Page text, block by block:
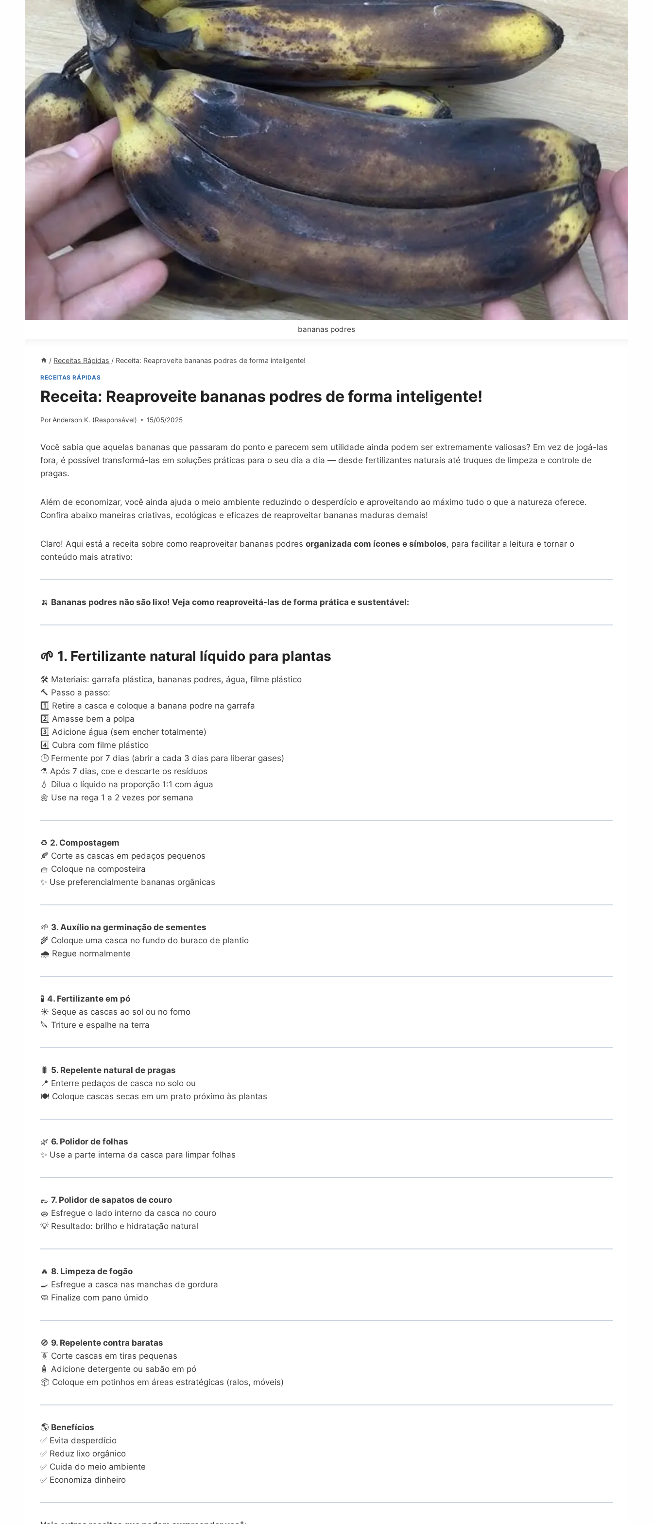
bananas podres
/ Receitas Rápidas / Receita: Reaproveite bananas podres de forma inteligente!
RECEITAS RÁPIDAS
Receita: Reaproveite bananas podres de forma inteligente!
Por Anderson K. (Responsável) 15/05/2025
Você sabia que aquelas bananas que passaram do ponto e parecem sem utilidade ainda podem ser extremamente valiosas? Em vez de jogá-las
fora, é possível transformá-las em soluções práticas para o seu dia a dia — desde fertilizantes naturais até truques de limpeza e controle de
pragas.
Além de economizar, você ainda ajuda o meio ambiente reduzindo o desperdício e aproveitando ao máximo tudo o que a natureza oferece.
Confira abaixo maneiras criativas, ecológicas e eficazes de reaproveitar bananas maduras demais!
Claro! Aqui está a receita sobre como reaproveitar bananas podres organizada com ícones e símbolos, para facilitar a leitura e tornar o
conteúdo mais atrativo:
🍌 Bananas podres não são lixo! Veja como reaproveitá-las de forma prática e sustentável:
🌱 1. Fertilizante natural líquido para plantas
🛠️ Materiais: garrafa plástica, bananas podres, água, filme plástico
🔨 Passo a passo:
1️⃣ Retire a casca e coloque a banana podre na garrafa
2️⃣ Amasse bem a polpa
3️⃣ Adicione água (sem encher totalmente)
4️⃣ Cubra com filme plástico
🕒 Fermente por 7 dias (abrir a cada 3 dias para liberar gases)
⚗️ Após 7 dias, coe e descarte os resíduos
💧 Dilua o líquido na proporção 1:1 com água
🌼 Use na rega 1 a 2 vezes por semana
♻️ 2. Compostagem
🍂 Corte as cascas em pedaços pequenos
🧺 Coloque na composteira
✨ Use preferencialmente bananas orgânicas
🌱 3. Auxílio na germinação de sementes
🌾 Coloque uma casca no fundo do buraco de plantio
🌧️ Regue normalmente
🧪 4. Fertilizante em pó
☀️ Seque as cascas ao sol ou no forno
🔪 Triture e espalhe na terra
🐛 5. Repelente natural de pragas
📍 Enterre pedaços de casca no solo ou
🍽️ Coloque cascas secas em um prato próximo às plantas
🌿 6. Polidor de folhas
✨ Use a parte interna da casca para limpar folhas
👞 7. Polidor de sapatos de couro
🧽 Esfregue o lado interno da casca no couro
💡 Resultado: brilho e hidratação natural
🔥 8. Limpeza de fogão
🍳 Esfregue a casca nas manchas de gordura
🧼 Finalize com pano úmido
🚫 9. Repelente contra baratas
🪳 Corte cascas em tiras pequenas
🧴 Adicione detergente ou sabão em pó
📦 Coloque em potinhos em áreas estratégicas (ralos, móveis)
🌎 Benefícios
✅ Evita desperdício
✅ Reduz lixo orgânico
✅ Cuida do meio ambiente
✅ Economiza dinheiro